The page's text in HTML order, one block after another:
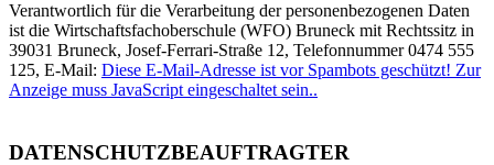
Verantwortlich für die Verarbeitung der personenbezogenen Daten
ist die Wirtschaftsfachoberschule (WFO) Bruneck mit Rechtssitz in
39031 Bruneck, Josef-Ferrari-Straße 12, Telefonnummer 0474 555
125, E-Mail: Diese E-Mail-Adresse ist vor Spambots geschützt! Zur
Anzeige muss JavaScript eingeschaltet sein..
DATENSCHUTZBEAUFTRAGTER